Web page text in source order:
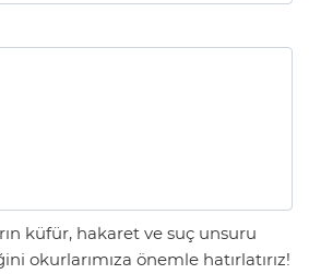
küfür, hakaret ve suç unsuru
okurlarımıza önemle hatırlatırız!